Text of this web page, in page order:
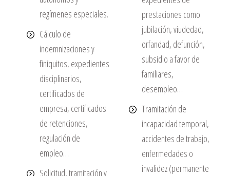
regímenes especiales.
Cálculo de
indemnizaciones y
finiquitos, expedientes
disciplinarios,
certificados de
empresa, certificados
de retenciones,
regulación de
empleo…
Solicitud, tramitación y
prestaciones como
jubilación, viudedad,
orfandad, defunción,
subsidio a favor de
familiares,
desempleo…
Tramitación de
incapacidad temporal,
accidentes de trabajo,
enfermedades o
invalidez (permanente